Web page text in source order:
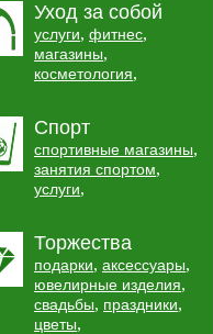
Уход за собой
услуги, фитнес,
магазины,
косметология,
Спорт
спортивные магазины,
занятия спортом,
услуги,
Торжества
подарки, аксессуары,
ювелирные изделия,
свадьбы, праздники,
цветы,